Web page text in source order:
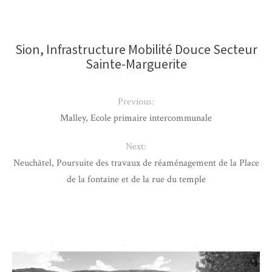
Sion, Infrastructure Mobilité Douce Secteur
Sainte-Marguerite
Previous:
Malley, Ecole primaire intercommunale
Next:
Neuchâtel, Poursuite des travaux de réaménagement de la Place
de la fontaine et de la rue du temple